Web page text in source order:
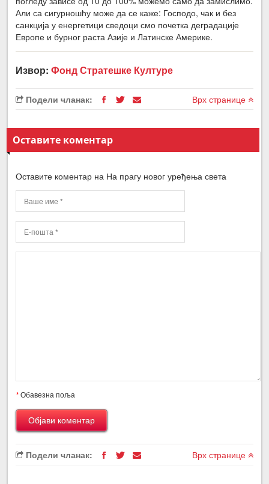
Али са сигурношћу може да се каже: Господо, чак и без
санкција у енергетици сведоци смо почетка деградације
Европе и бурног раста Азије и Латинске Америке.
Извор:Фонд Стратешке Културе
Подели чланак: Врх странице
Оставите коментар
Оставите коментар на На прагу новог уређења света
*Обавезна поља
Подели чланак: Врх странице